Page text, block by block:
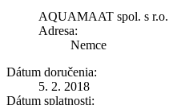
AQUAMAAT spol. s r.o.
Adresa:
Nemce
Dátum doručenia:
5. 2. 2018
Dátum splatnosti: